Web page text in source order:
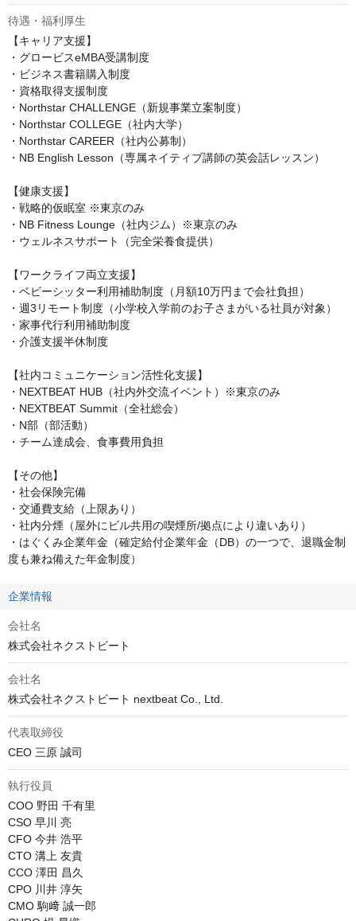
待遇・福利厚生
【キャリア支援】
・グロービスeMBA受講制度
・ビジネス書籍購入制度
・資格取得支援制度
・Northstar CHALLENGE（新規事業立案制度）
・Northstar COLLEGE（社内大学）
・Northstar CAREER（社内公募制）
・NB English Lesson（専属ネイティブ講師の英会話レッスン）
【健康支援】
・戦略的仮眠室 ※東京のみ
・NB Fitness Lounge（社内ジム）※東京のみ
・ウェルネスサポート（完全栄養食提供）
【ワークライフ両立支援】
・ベビーシッター利用補助制度（月額10万円まで会社負担）
・週3リモート制度（小学校入学前のお子さまがいる社員が対象）
・家事代行利用補助制度
・介護支援半休制度
【社内コミュニケーション活性化支援】
・NEXTBEAT HUB（社内外交流イベント）※東京のみ
・NEXTBEAT Summit（全社総会）
・N部（部活動）
・チーム達成会、食事費用負担
【その他】
・社会保険完備
・交通費支給（上限あり）
・社内分煙（屋外にビル共用の喫煙所/拠点により違いあり）
・はぐくみ企業年金（確定給付企業年金（DB）の一つで、退職金制
度も兼ね備えた年金制度）
企業情報
会社名
株式会社ネクストビート
会社名
株式会社ネクストビート nextbeat Co., Ltd.
代表取締役
CEO 三原 誠司
執行役員
COO 野田 千有里
CSO 早川 亮
CFO 今井 浩平
CTO 溝上 友貴
CCO 澤田 昌久
CPO 川井 淳矢
CMO 駒﨑 誠一郎